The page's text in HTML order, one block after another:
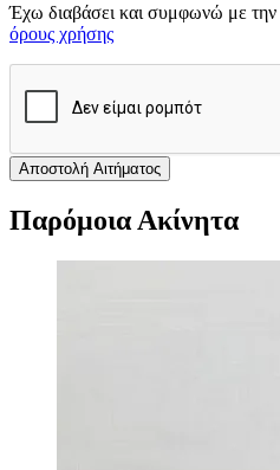
Έχω διαβάσει και συμφωνώ με την
όρους χρήσης
Αποστολή Αιτήματος
Παρόμοια Ακίνητα